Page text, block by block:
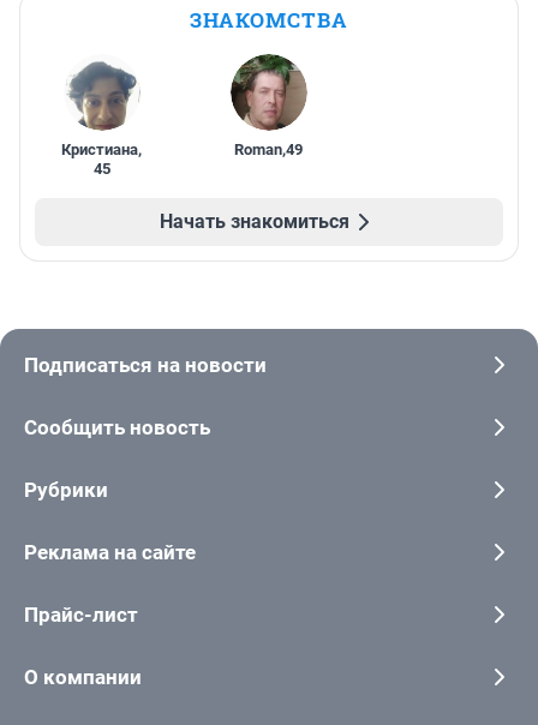
ЗНАКОМСТВА
Кристиана,
45
Roman,49
Начать знакомиться
Подписаться на новости
Сообщить новость
Рубрики
Реклама на сайте
Прайс-лист
О компании